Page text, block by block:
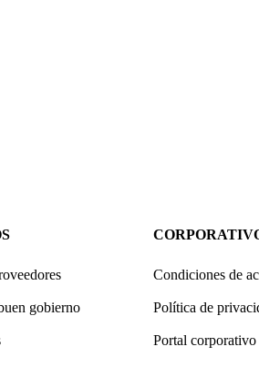
gobierno
Condiciones de
Política de
Portal corporativo